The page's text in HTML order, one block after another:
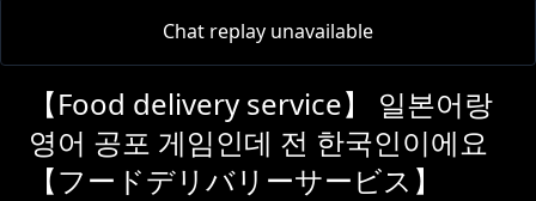
Chat replay unavailable
【Food delivery service】 일본어랑
영어 공포 게임인데 전 한국인이에요
【フードデリバリーサービス】